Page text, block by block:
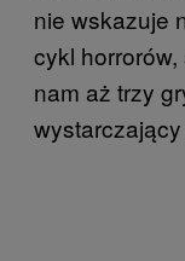
nie wskazuje
cykl
nam aż trzy